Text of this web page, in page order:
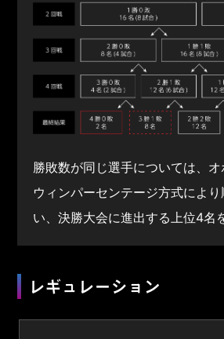
勝敗数が同じ選手については、
ウィンパーセンテージ方式によ
い、決勝大会に進出する上位4名
レギュレーション